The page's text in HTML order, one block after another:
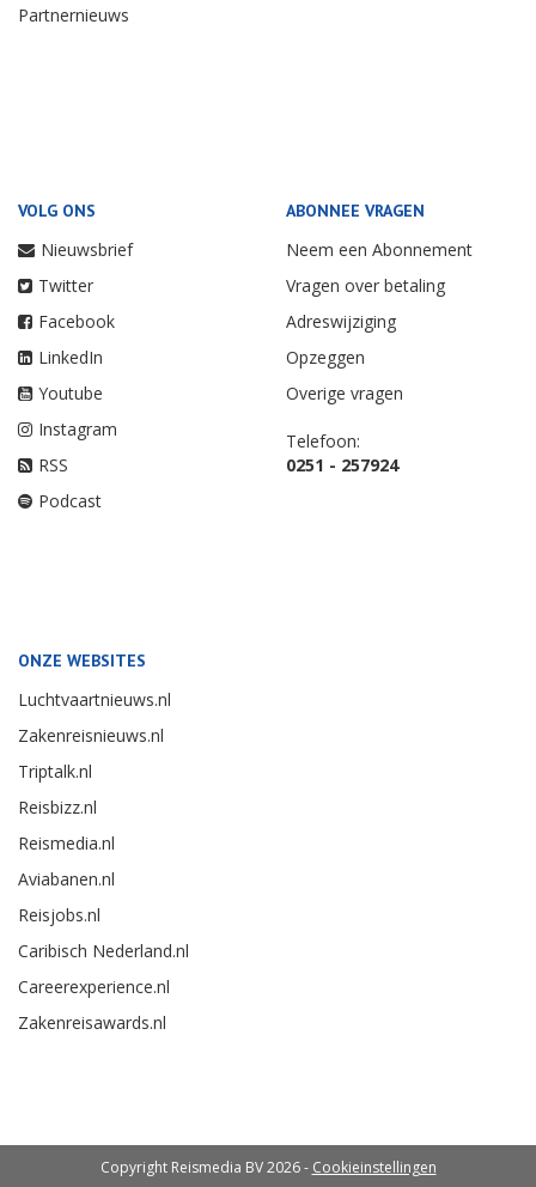
Partnernieuws
VOLG ONS
Nieuwsbrief
Twitter
Facebook
LinkedIn
Youtube
Instagram
RSS
Podcast
ABONNEE VRAGEN
Neem een Abonnement
Vragen over betaling
Adreswijziging
Opzeggen
Overige vragen
Telefoon:
0251 - 257924
ONZE WEBSITES
Luchtvaartnieuws.nl
Zakenreisnieuws.nl
Triptalk.nl
Reisbizz.nl
Reismedia.nl
Aviabanen.nl
Reisjobs.nl
Caribisch Nederland.nl
Careerexperience.nl
Zakenreisawards.nl
Copyright Reismedia BV 2026 - Cookieinstellingen